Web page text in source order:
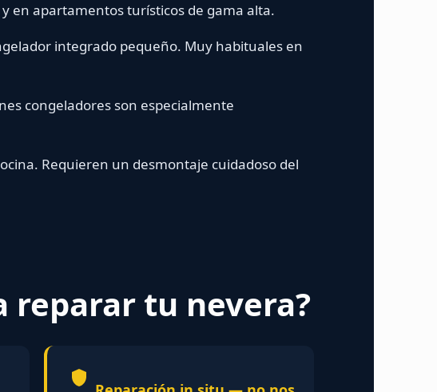
en apartamentos turísticos de gama alta.
integrado pequeño. Muy habituales en
congeladores son especialmente
Requieren un desmontaje cuidadoso del
reparar tu nevera?